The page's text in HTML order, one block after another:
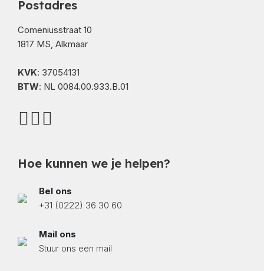
Postadres
Comeniusstraat 10
1817 MS, Alkmaar
KVK: 37054131
BTW: NL 0084.00.933.B.01
Hoe kunnen we je helpen?
Bel ons
+31 (0222) 36 30 60
Mail ons
Stuur ons een mail